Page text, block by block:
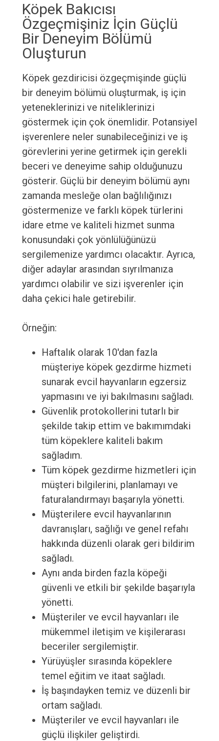
Köpek Bakıcısı
Özgeçmişiniz İçin Güçlü
Bir Deneyim Bölümü
Oluşturun
Köpek gezdiricisi özgeçmişinde güçlü
bir deneyim bölümü oluşturmak, iş için
yeteneklerinizi ve niteliklerinizi
göstermek için çok önemlidir. Potansiyel
işverenlere neler sunabileceğinizi ve iş
görevlerini yerine getirmek için gerekli
beceri ve deneyime sahip olduğunuzu
gösterir. Güçlü bir deneyim bölümü aynı
zamanda mesleğe olan bağlılığınızı
göstermenize ve farklı köpek türlerini
idare etme ve kaliteli hizmet sunma
konusundaki çok yönlülüğünüzü
sergilemenize yardımcı olacaktır. Ayrıca,
diğer adaylar arasından sıyrılmanıza
yardımcı olabilir ve sizi işverenler için
daha çekici hale getirebilir.
Örneğin:
Haftalık olarak 10'dan fazla
müşteriye köpek gezdirme hizmeti
sunarak evcil hayvanların egzersiz
yapmasını ve iyi bakılmasını sağladı.
Güvenlik protokollerini tutarlı bir
şekilde takip ettim ve bakımımdaki
tüm köpeklere kaliteli bakım
sağladım.
Tüm köpek gezdirme hizmetleri için
müşteri bilgilerini, planlamayı ve
faturalandırmayı başarıyla yönetti.
Müşterilere evcil hayvanlarının
davranışları, sağlığı ve genel refahı
hakkında düzenli olarak geri bildirim
sağladı.
Aynı anda birden fazla köpeği
güvenli ve etkili bir şekilde başarıyla
yönetti.
Müşteriler ve evcil hayvanları ile
mükemmel iletişim ve kişilerarası
beceriler sergilemiştir.
Yürüyüşler sırasında köpeklere
temel eğitim ve itaat sağladı.
İş başındayken temiz ve düzenli bir
ortam sağladı.
Müşteriler ve evcil hayvanları ile
güçlü ilişkiler geliştirdi.